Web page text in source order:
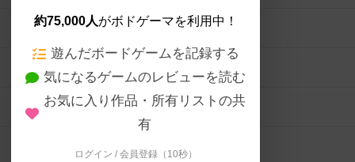
約75,000人がボドゲーマを利用中！
遊んだボードゲームを記録する
気になるゲームのレビューを読む
お気に入り作品・所有リストの共
有
ログイン / 会員登録（10秒）
ボードゲームの新着レビュー
ボードゲーム会情報
メカニクス特集
掲示板・トピックス